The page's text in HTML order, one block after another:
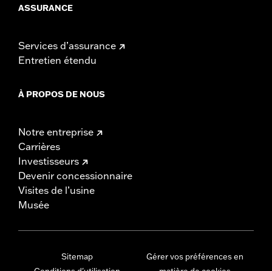
ASSURANCE
Services d’assurance
Entretien étendu
À PROPOS DE NOUS
Notre entreprise
Carrières
Investisseurs
Devenir concessionnaire
Visites de l’usine
Musée
Sitemap
Gérer vos préférences en